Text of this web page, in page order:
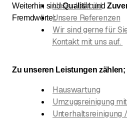
Weiterhin sindQualitätund
Fremdwörter.
Unser Leitbild
Unsere Referenzen
Wir sind gerne für
Kontakt mit uns auf.
Zu unseren Leistungen zählen;
Hauswartung
Umzugsreinigung
Unterhaltsreinigung